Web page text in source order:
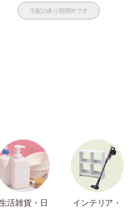
宅配の承り期間外です
活雑貨・日
インテリア・